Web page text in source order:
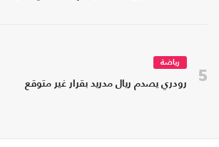
5
رياضة
رودري يصدم ريال مدريد بقرار غير متوقع